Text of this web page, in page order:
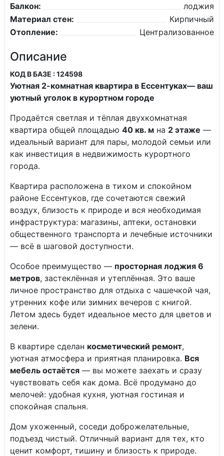
Балкон:
лоджия
Материал стен:
Кирпичный
Отопление:
Централизованное
Описание
КОД В БАЗЕ : 124598
Уютная 2-комнатная квартира в Ессентуках— ваш
уютный уголок в курортном городе
Продаётся светлая и тёплая двухкомнатная
квартира общей площадью 40 кв. м на 2 этаже —
идеальный вариант для пары, молодой семьи или
как инвестиция в недвижимость курортного
города.
Квартира расположена в тихом и спокойном
районе Ессентуков, где сочетаются свежий
воздух, близость к природе и вся необходимая
инфраструктура: магазины, аптеки, остановки
общественного транспорта и лечебные источники
— всё в шаговой доступности.
Особое преимущество — просторная лоджия 6
метров, застеклённая и утеплённая. Это ваше
личное пространство для отдыха с чашечкой чая,
утренних кофе или зимних вечеров с книгой.
Летом здесь будет идеальное место для цветов и
зелени.
В квартире сделан косметический ремонт,
уютная атмосфера и приятная планировка. Вся
мебель остаётся — вы можете заехать и сразу
чувствовать себя как дома. Всё продумано до
мелочей: удобная кухня, уютная гостиная и
спокойная спальня.
Дом ухоженный, соседи доброжелательные,
подъезд чистый. Отличный вариант для тех, кто
ценит комфорт, тишину и близость к природе.